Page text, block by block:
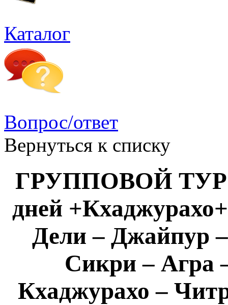
Каталог
Вопрос/ответ
Вернуться к списку
ГРУППОВОЙ ТУР
дней
Дели – Джайпур
Сикри – Агра
Кхаджурахо –